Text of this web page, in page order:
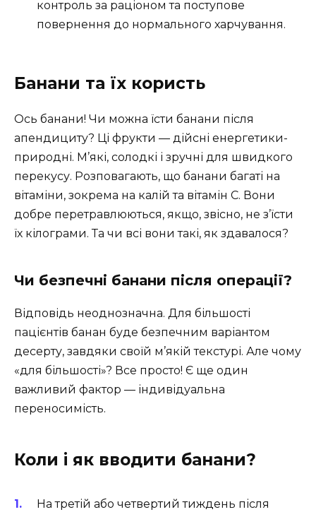
контроль за раціоном та поступове
повернення до нормального харчування.
Банани та їх користь
Ось банани! Чи можна їсти банани після
апендициту? Ці фрукти — дійсні енергетики-
природні. М’які, солодкі і зручні для швидкого
перекусу. Розповагають, що банани багаті на
вітаміни, зокрема на калій та вітамін С. Вони
добре перетравлюються, якщо, звісно, не з’їсти
їх кілограми. Та чи всі вони такі, як здавалося?
Чи безпечні банани після операції?
Відповідь неоднозначна. Для більшості
пацієнтів банан буде безпечним варіантом
десерту, завдяки своїй м’якій текстурі. Але чому
«для більшості»? Все просто! Є ще один
важливий фактор — індивідуальна
переносимість.
Коли і як вводити банани?
На третій або четвертий тиждень після